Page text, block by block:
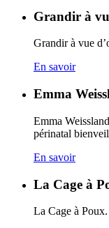
Grandir à
Grandir à vue
En savoir
Emma
Emma
périnatal
En savoir
La Cage à
La Cage à